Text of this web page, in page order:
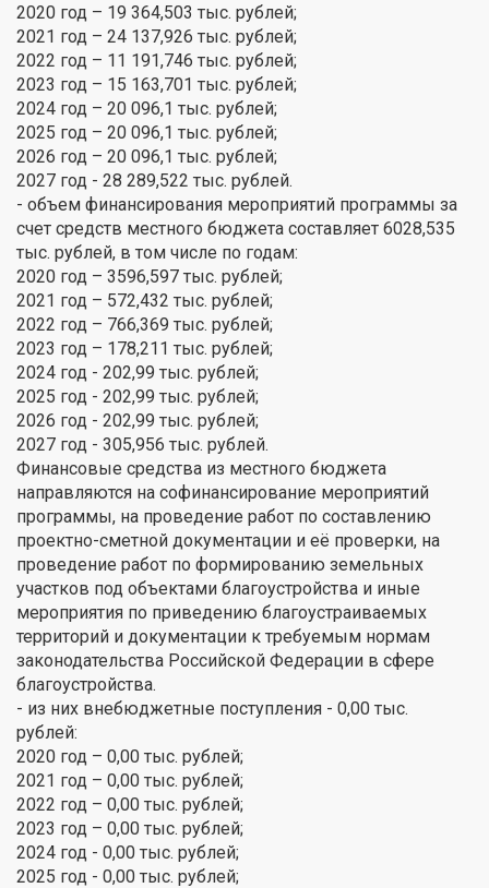
2020 год – 19 364,503 тыс. рублей;
2021 год – 24 137,926 тыс. рублей;
2022 год – 11 191,746 тыс. рублей;
2023 год – 15 163,701 тыс. рублей;
2024 год – 20 096,1 тыс. рублей;
2025 год – 20 096,1 тыс. рублей;
2026 год – 20 096,1 тыс. рублей;
2027 год - 28 289,522 тыс. рублей.
- объем финансирования мероприятий программы за
счет средств местного бюджета составляет 6028,535
тыс. рублей, в том числе по годам:
2020 год – 3596,597 тыс. рублей;
2021 год – 572,432 тыс. рублей;
2022 год – 766,369 тыс. рублей;
2023 год – 178,211 тыс. рублей;
2024 год - 202,99 тыс. рублей;
2025 год - 202,99 тыс. рублей;
2026 год - 202,99 тыс. рублей;
2027 год - 305,956 тыс. рублей.
Финансовые средства из местного бюджета
направляются на софинансирование мероприятий
программы, на проведение работ по составлению
проектно-сметной документации и её проверки, на
проведение работ по формированию земельных
участков под объектами благоустройства и иные
мероприятия по приведению благоустраиваемых
территорий и документации к требуемым нормам
законодательства Российской Федерации в сфере
благоустройства.
- из них внебюджетные поступления - 0,00 тыс.
рублей:
2020 год – 0,00 тыс. рублей;
2021 год – 0,00 тыс. рублей;
2022 год – 0,00 тыс. рублей;
2023 год – 0,00 тыс. рублей;
2024 год - 0,00 тыс. рублей;
2025 год - 0,00 тыс. рублей;